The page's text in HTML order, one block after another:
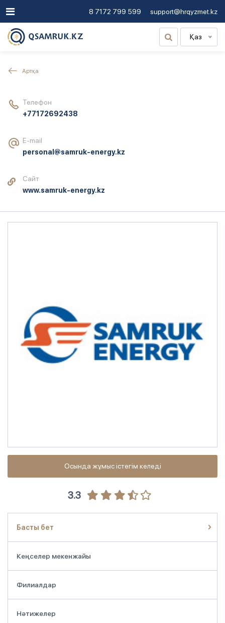
8 7172 799 599 support@hrqyzmet.kz
Қаз
Артқа
Телефон
+77172692438
E-mail
personal@samruk-energy.kz
Сайт
www.samruk-energy.kz
Осында жұмыс істегім келеді
3.3
Басты бет
Кеңселер мекенжайы
Филиалдар
Нәтижелер